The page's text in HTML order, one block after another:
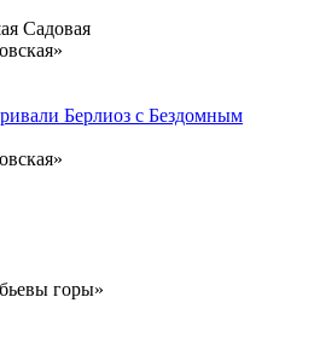
Садовая
Берлиоз с Бездомным
горы»